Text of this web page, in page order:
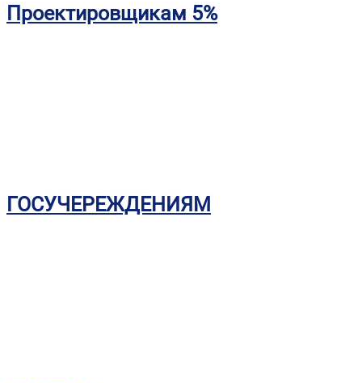
Проектировщикам 5%
ГОСУЧЕРЕЖДЕНИЯМ